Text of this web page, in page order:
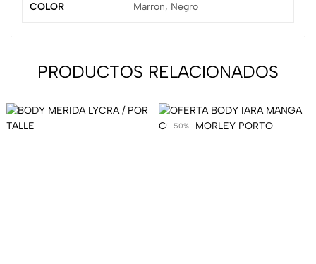
COLOR Marron, Negro
PRODUCTOS RELACIONADOS
50%